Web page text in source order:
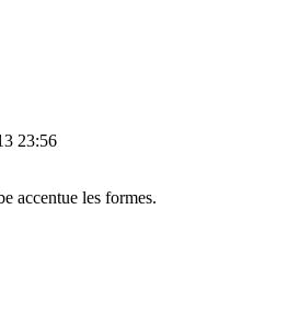
23:56
accentue les formes.